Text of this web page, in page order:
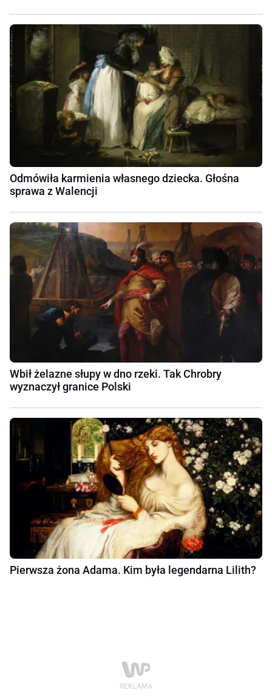
Odmówiła karmienia własnego dziecka. Głośna
sprawa z Walencji
Wbił żelazne słupy w dno rzeki. Tak Chrobry
wyznaczył granice Polski
Pierwsza żona Adama. Kim była legendarna Lilith?